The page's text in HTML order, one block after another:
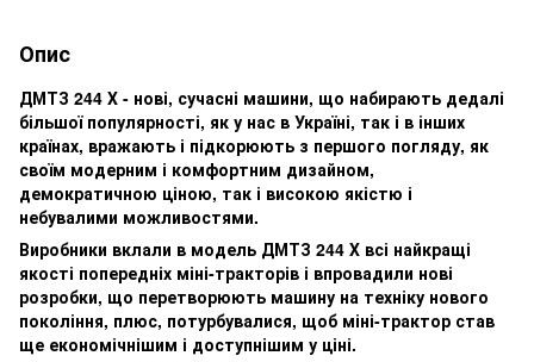
Опис
ДМТЗ 244 Х - нові, сучасні машини, що набирають дедалі
більшої популярності, як у нас в Україні, так і в інших
країнах, вражають і підкорюють з першого погляду, як
своїм модерним і комфортним дизайном,
демократичною ціною, так і високою якістю і
небувалими можливостями.
Виробники вклали в модель ДМТЗ 244 Х всі найкращі
якості попередніх міні-тракторів і впровадили нові
розробки, що перетворюють машину на техніку нового
покоління, плюс, потурбувалися, щоб міні-трактор став
ще економічнішим і доступнішим у ціні.